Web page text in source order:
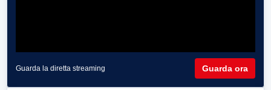
Guarda la diretta streaming Guarda ora